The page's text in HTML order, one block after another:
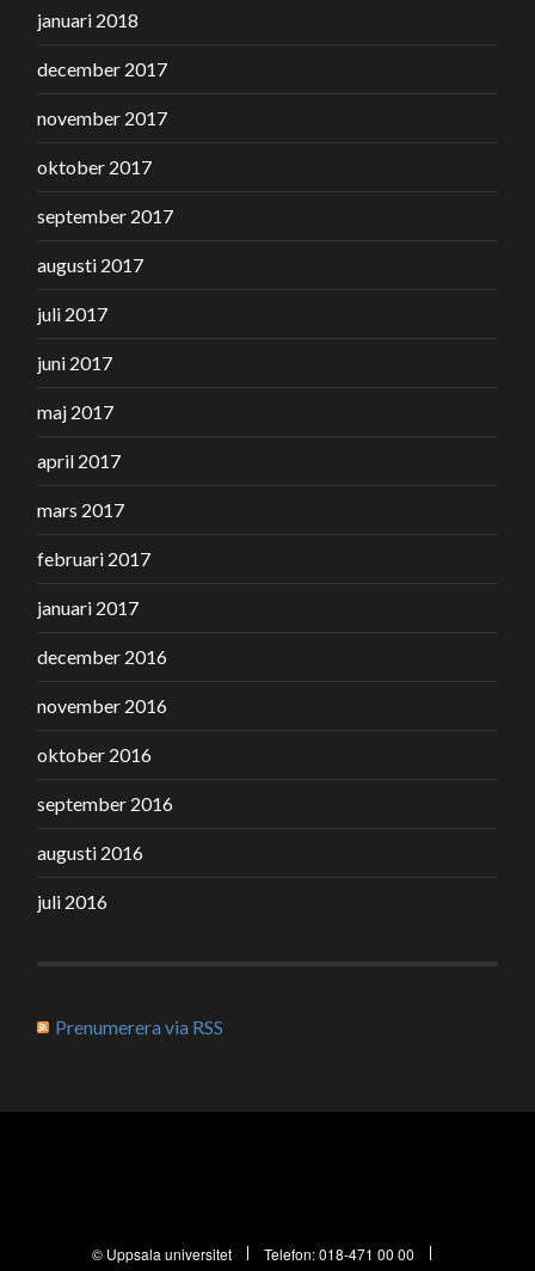
januari 2018
december 2017
november 2017
oktober 2017
september 2017
augusti 2017
juli 2017
juni 2017
maj 2017
april 2017
mars 2017
februari 2017
januari 2017
december 2016
november 2016
oktober 2016
september 2016
augusti 2016
juli 2016
Prenumerera via RSS
© Uppsala universitet Telefon:018-471 00 00